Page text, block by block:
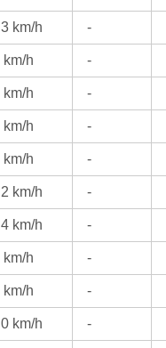
km/h -
km/h -
km/h -
km/h -
km/h -
km/h -
km/h -
km/h -
km/h -
km/h -